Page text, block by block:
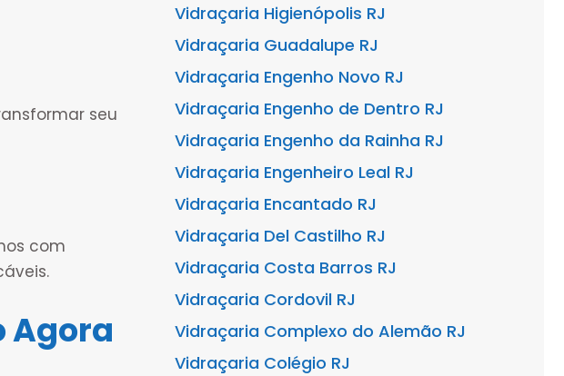
seu
com
Agora
Vidraçaria Higienópolis RJ
Vidraçaria Guadalupe RJ
Vidraçaria Engenho Novo RJ
Vidraçaria Engenho de Dentro RJ
Vidraçaria Engenho da Rainha RJ
Vidraçaria Engenheiro Leal RJ
Vidraçaria Encantado RJ
Vidraçaria Del Castilho RJ
Vidraçaria Costa Barros RJ
Vidraçaria Cordovil RJ
Vidraçaria Complexo do Alemão RJ
Vidraçaria Colégio RJ